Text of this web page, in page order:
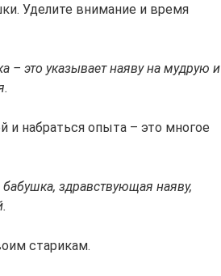
Уделите внимание и время
– это указывает наяву на мудрую и
и набраться опыта – это многое
здравствующая наяву,
старикам.